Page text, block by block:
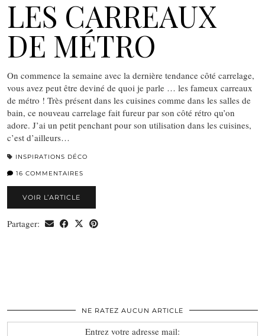
LES CARREAUX
DE MÉTRO
On commence la semaine avec la dernière tendance côté carrelage,
vous avez peut être deviné de quoi je parle … les fameux carreaux
de métro ! Très présent dans les cuisines comme dans les salles de
bain, ce nouveau carrelage fait fureur par son côté rétro qu’on
adore. J’ai un petit penchant pour son utilisation dans les cuisines,
c’est d’ailleurs…
INSPIRATIONS DÉCO
16 COMMENTAIRES
VOIR L’ARTICLE
Partager:
NE RATEZ AUCUN ARTICLE
Entrez votre adresse mail: